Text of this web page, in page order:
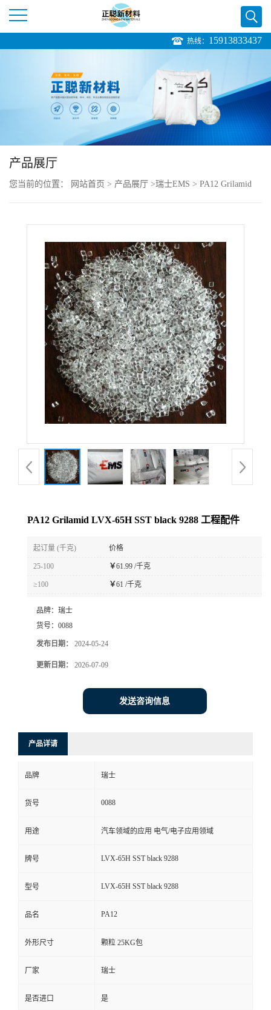
公
品
展
式
在
线
热线： 15913833437
产品展厅
您当前的位置： 网站首页 > 产品展厅 >瑞士EMS > PA12 Grilamid
PA12 Grilamid LVX-65H SST black 9288 工程配件
起订量 (千克) 价格
25-100 ￥61.99 /千克
≥100 ￥61 /千克
品牌： 瑞士
货号： 0088
发布日期： 2024-05-24
更新日期： 2026-07-09
发送咨询信息
产品详请
品牌 瑞士
货号 0088
用途 汽车领域的应用 电气/电子应用领域
牌号 LVX-65H SST black 9288
型号 LVX-65H SST black 9288
品名 PA12
外形尺寸 颗粒 25KG包
厂家 瑞士
是否进口 是